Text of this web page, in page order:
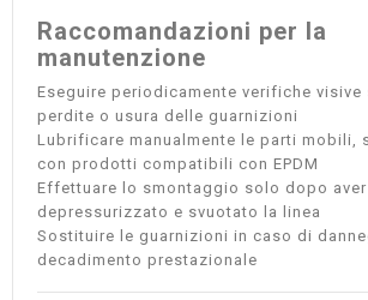
Raccomandazioni per la
manutenzione
Eseguire periodicamente verifiche visive
perdite o usura delle guarnizioni
Lubrificare manualmente le parti mobili,
con prodotti compatibili con EPDM
Effettuare lo smontaggio solo dopo aver
depressurizzato e svuotato la linea
Sostituire le guarnizioni in caso di
decadimento prestazionale